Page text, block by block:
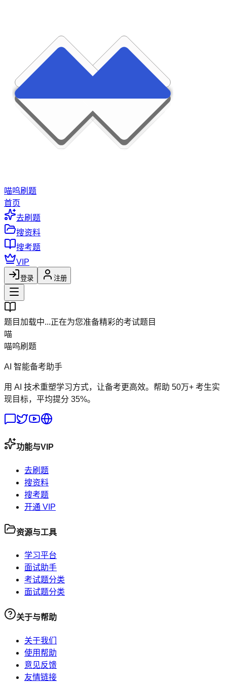
喵呜刷题
首页
去刷题
搜资料
搜考题
VIP
登录 注册
题目加载中...正在为您准备精彩的考试题目
喵
喵呜刷题
AI 智能备考助手
用 AI 技术重塑学习方式，让备考更高效。帮助 50万+ 考生实
现目标，平均提分 35%。
功能与VIP
去刷题
搜资料
搜考题
开通 VIP
资源与工具
学习平台
面试助手
考试题分类
面试题分类
关于与帮助
关于我们
使用帮助
意见反馈
友情链接